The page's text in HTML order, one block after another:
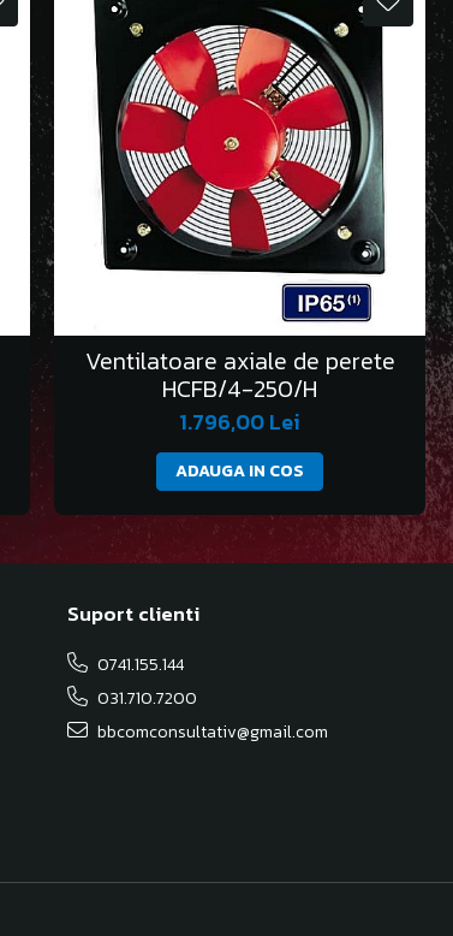
Ventilatoare axiale de perete
HCFB/4-250/H
1.796,00 Lei
ADAUGA IN COS
Suport clienti
0741.155.144
031.710.7200
bbcomconsultativ@gmail.com